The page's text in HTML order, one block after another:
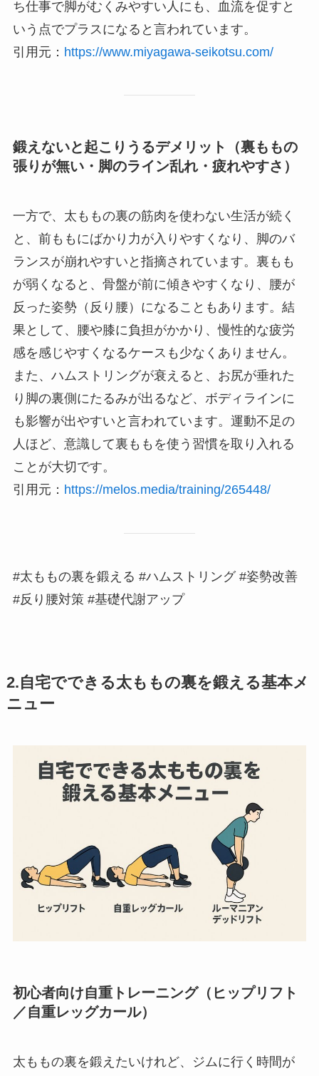
ち仕事で脚がむくみやすい人にも、血流を促すと
いう点でプラスになると言われています。
引用元： https://www.miyagawa-seikotsu.com/
鍛えないと起こりうるデメリット（裏ももの
張りが無い・脚のライン乱れ・疲れやすさ）
一方で、太ももの裏の筋肉を使わない生活が続く
と、前ももにばかり力が入りやすくなり、脚のバ
ランスが崩れやすいと指摘されています。裏もも
が弱くなると、骨盤が前に傾きやすくなり、腰が
反った姿勢（反り腰）になることもあります。結
果として、腰や膝に負担がかかり、慢性的な疲労
感を感じやすくなるケースも少なくありません。
また、ハムストリングが衰えると、お尻が垂れた
り脚の裏側にたるみが出るなど、ボディラインに
も影響が出やすいと言われています。運動不足の
人ほど、意識して裏ももを使う習慣を取り入れる
ことが大切です。
引用元： https://melos.media/training/265448/
#太ももの裏を鍛える #ハムストリング #姿勢改善
#反り腰対策 #基礎代謝アップ
2.自宅でできる太ももの裏を鍛える基本メ
ニュー
初心者向け自重トレーニング（ヒップリフト
／自重レッグカール）
太ももの裏を鍛えたいけれど、ジムに行く時間が